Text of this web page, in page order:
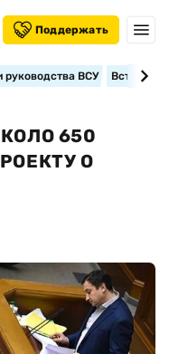
Поддержать
руководства ВСУ
650
О